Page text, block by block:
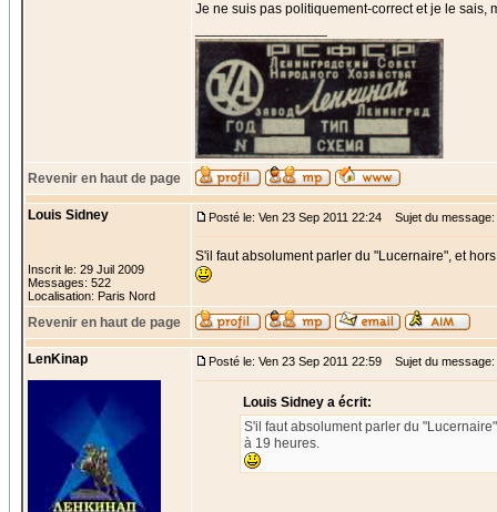
Je ne suis pas politiquement-correct et je le sais,
Revenir en haut de page
Louis Sidney
Inscrit le: 29 Juil 2009
Messages: 522
Localisation: Paris Nord
Posté le: Ven 23 Sep 2011 22:24 Sujet du message:
S'il faut absolument parler du "Lucernaire", et
Revenir en haut de page
LenKinap Posté le: Ven 23 Sep 2011 22:59 Sujet du message:
Louis Sidney a écrit:
S'il faut absolument parler du
à 19 heures.